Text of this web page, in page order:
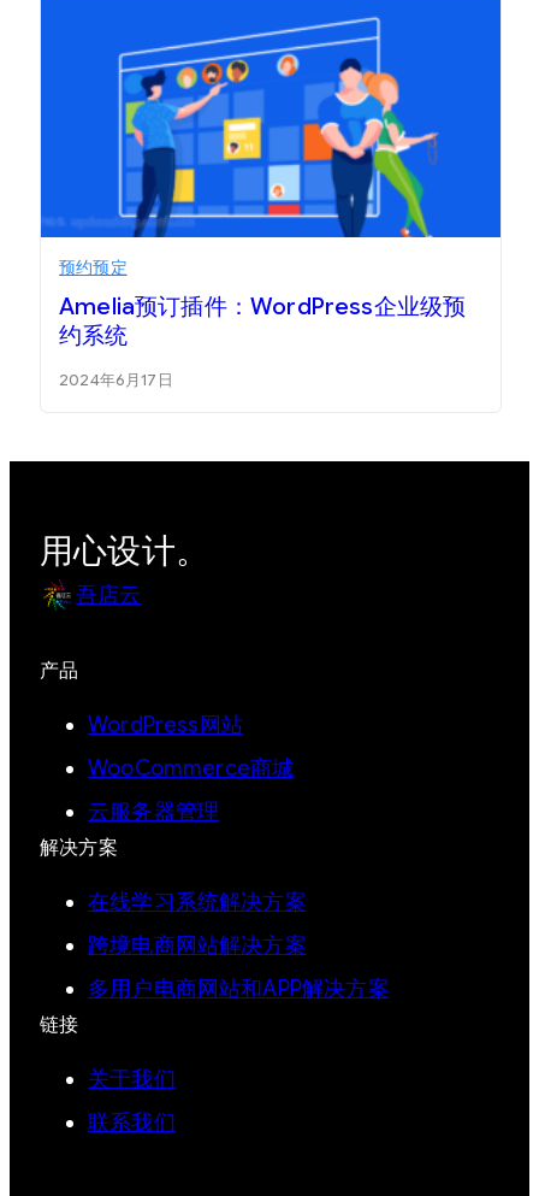
预约预定
Amelia预订插件：WordPress企业级预
约系统
2024年6月17日
用心设计。
吾店云
产品
WordPress网站
WooCommerce商城
云服务器管理
解决方案
在线学习系统解决方案
跨境电商网站解决方案
多用户电商网站和APP解决方案
链接
关于我们
联系我们